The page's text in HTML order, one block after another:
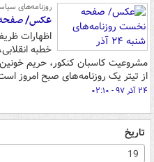
روزنامه‌های
عکس/ صفحه
اظهارات
خطبه
مشروعیت کاسبان کنکور، حریم
از تیتر یک روزنامه‌های صبح امروز
۲۴ آذر ۹۷ - ۰۲:۱۰
تاریخ
19